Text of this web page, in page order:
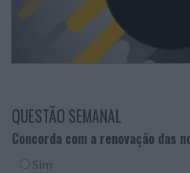
QUESTÃO SEMANAL
Concorda com a renovação das
Sim